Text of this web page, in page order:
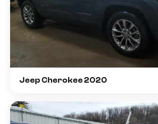
Jeep Cherokee 2020